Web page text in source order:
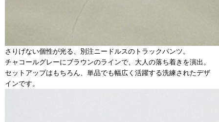
さりげない個性が光る、別注ニードルスのトラックパンツ。
チャコールグレーにブラウンのラインで、大人の落ち着きを演出。
セットアップはもちろん、単品でも幅広く活躍する洗練されたデザ
インです。